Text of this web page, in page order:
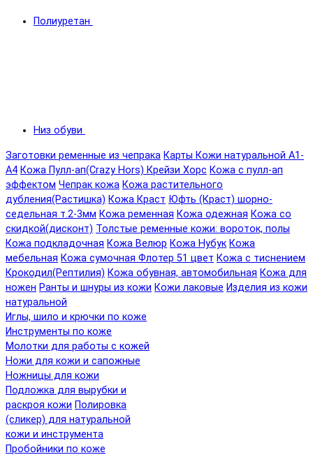
Полиуретан
Низ обуви
Заготовки ременные из чепрака Карты Кожи натуральной А1-
А4 Кожа Пулл-ап(Crazy Hors) Крейзи Хорс Кожа с пулл-ап
эффектом Чепрак кожа Кожа растительного
дубления(Растишка) Кожа Краст Юфть (Краст) шорно-
седельная т.2-3мм Кожа ременная Кожа одежная Кожа со
скидкой(дисконт) Толстые ременные кожи: вороток, полы
Кожа подкладочная Кожа Велюр Кожа Нубук Кожа
мебельная Кожа сумочная Флотер 51 цвет Кожа с тиснением
Крокодил(Рептилия) Кожа обувная, автомобильная Кожа для
ножен Ранты и шнуры из кожи Кожи лаковые Изделия из кожи
натуральной
Иглы, шило и крючки по коже
Инструменты по коже
Молотки для работы с кожей
Ножи для кожи и сапожные
Ножницы для кожи
Подложка для вырубки и
раскроя кожи Полировка
(сликер) для натуральной
кожи и инструмента
Пробойники по коже